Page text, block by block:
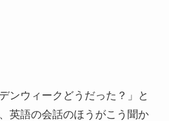
ンウィークどうだった？」と
英語の会話のほうがこう聞か